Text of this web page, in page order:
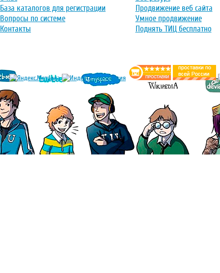
База каталогов для регистрации
Вопросы по системе
Контакты
Продвижение веб сайта
Умное продвижение
Поднять ТИЦ бесплатно